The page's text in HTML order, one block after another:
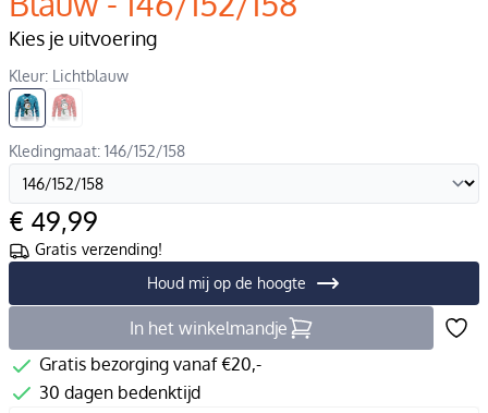
Kies je uitvoering
Kleur: Lichtblauw
Kledingmaat: 146/152/158
€ 49,99
Gratis verzending!
Houd mij op de hoogte
In het winkelmandje
Gratis bezorging vanaf €20,-
30 dagen bedenktijd